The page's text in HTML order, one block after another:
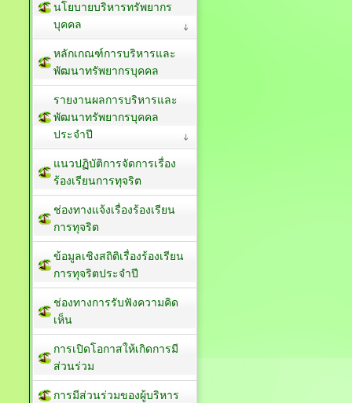
นโยบายบริหารทรัพยากร
บุคคล
หลักเกณฑ์การบริหารและ
พัฒนาทรัพยากรบุคคล
รายงานผลการบริหารและ
พัฒนาทรัพยากรบุคคล
ประจำปี
แนวปฏิบัติการจัดการเรื่อง
ร้องเรียนการทุจริต
ช่องทางแจ้งเรื่องร้องเรียน
การทุจริต
ข้อมูลเชิงสถิติเรื่องร้องเรียน
การทุจริตประจำปี
ช่องทางการรับฟังความคิด
เห็น
การเปิดโอกาสให้เกิดการมี
ส่วนร่วม
การมีส่วนร่วมของผู้บริหาร